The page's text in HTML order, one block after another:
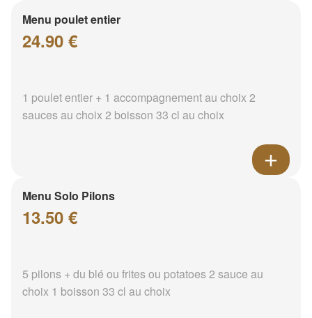
Menu poulet entier
24.90 €
1 poulet entier + 1 accompagnement au choix 2
sauces au choix 2 boisson 33 cl au choix
Menu Solo Pilons
13.50 €
5 pilons + du blé ou frites ou potatoes 2 sauce au
choix 1 boisson 33 cl au choix